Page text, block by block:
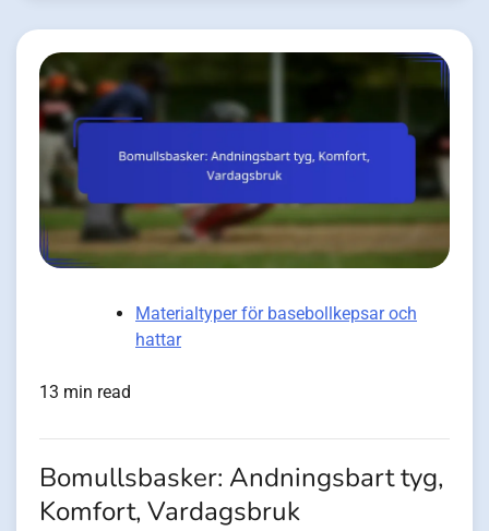
Materialtyper för basebollkepsar och
hattar
13 min read
Bomullsbasker: Andningsbart tyg,
Komfort, Vardagsbruk